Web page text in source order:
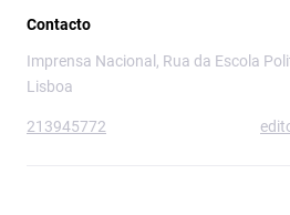
Contacto
Imprensa Nacional, Rua da Escola
Lisboa
213945772